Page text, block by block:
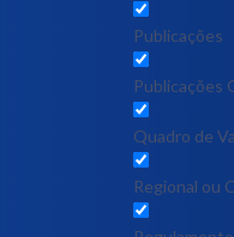
Publicações
Publicações
Quadro de
Regional ou